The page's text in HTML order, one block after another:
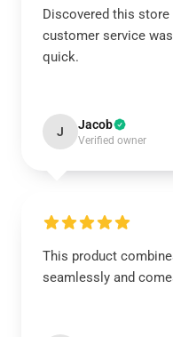
Discovered this
customer service
quick.
J Jacob
Verified owner
This product
seamlessly and